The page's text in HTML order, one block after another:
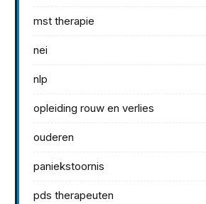
mst therapie
nei
nlp
opleiding rouw en verlies
ouderen
paniekstoornis
pds therapeuten